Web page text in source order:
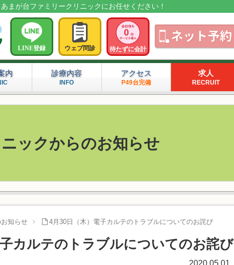
まが台ファミリークリニックにお任せください！
LINE登録 ウェブ問診 待たずに会計
内 診療内容
INFO
アクセス
P49台完備
求人
RECRUIT
ックからのお知らせ
知らせ 4月30日（木）電子カルテのトラブルについてのお詫び
カルテのトラブルについてのお詫び
2020.05.01